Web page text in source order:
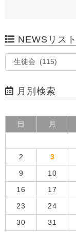
NEWSリスト
月別検索
日 月
2 3
9 10
16 17
23 24
30 31